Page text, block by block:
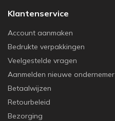
Klantenservice
Account aanmaken
Bedrukte verpakkingen
Veelgestelde vragen
Aanmelden nieuwe ondernemer
Betaalwijzen
Retourbeleid
Bezorging